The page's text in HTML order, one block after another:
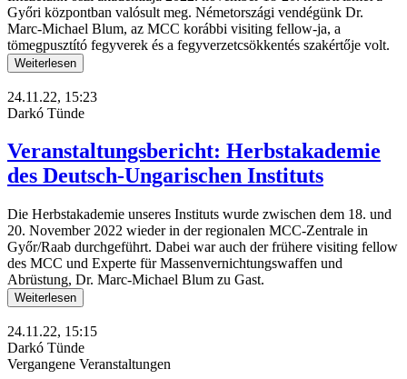
Győri központban valósult meg. Németországi vendégünk Dr.
Marc-Michael Blum, az MCC korábbi visiting fellow-ja, a
tömegpusztító fegyverek és a fegyverzetcsökkentés szakértője volt.
Weiterlesen
24.11.22, 15:23
Darkó Tünde
Veranstaltungsbericht: Herbstakademie
des Deutsch-Ungarischen Instituts
Die Herbstakademie unseres Instituts wurde zwischen dem 18. und
20. November 2022 wieder in der regionalen MCC-Zentrale in
Győr/Raab durchgeführt. Dabei war auch der frühere visiting fellow
des MCC und Experte für Massenvernichtungswaffen und
Abrüstung, Dr. Marc-Michael Blum zu Gast.
Weiterlesen
24.11.22, 15:15
Darkó Tünde
Vergangene Veranstaltungen